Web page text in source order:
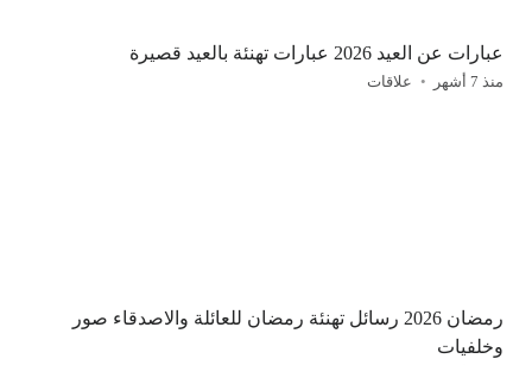
عبارات عن العيد 2026 عبارات تهنئة بالعيد قصيرة
منذ 7 أشهر علاقات
رمضان 2026 رسائل تهنئة رمضان للعائلة والاصدقاء صور
وخلفيات